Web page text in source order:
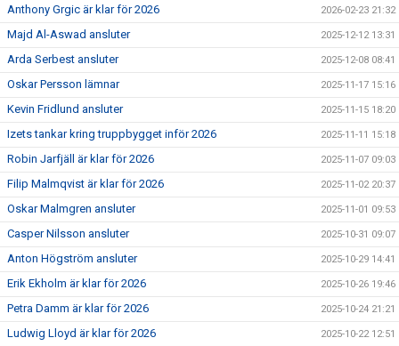
Anthony Grgic är klar för 2026 2026-02-23 21:32
Majd Al-Aswad ansluter 2025-12-12 13:31
Arda Serbest ansluter 2025-12-08 08:41
Oskar Persson lämnar 2025-11-17 15:16
Kevin Fridlund ansluter 2025-11-15 18:20
Izets tankar kring truppbygget inför 2026 2025-11-11 15:18
Robin Jarfjäll är klar för 2026 2025-11-07 09:03
Filip Malmqvist är klar för 2026 2025-11-02 20:37
Oskar Malmgren ansluter 2025-11-01 09:53
Casper Nilsson ansluter 2025-10-31 09:07
Anton Högström ansluter 2025-10-29 14:41
Erik Ekholm är klar för 2026 2025-10-26 19:46
Petra Damm är klar för 2026 2025-10-24 21:21
Ludwig Lloyd är klar för 2026 2025-10-22 12:51